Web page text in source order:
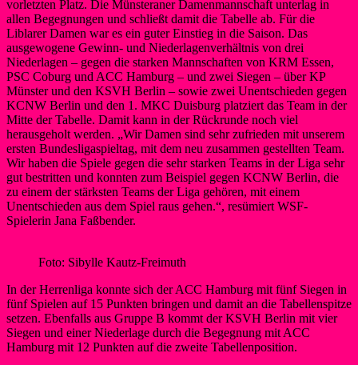
vorletzten Platz. Die Münsteraner Damenmannschaft unterlag in
allen Begegnungen und schließt damit die Tabelle ab. Für die
Liblarer Damen war es ein guter Einstieg in die Saison. Das
ausgewogene Gewinn- und Niederlagenverhältnis von drei
Niederlagen – gegen die starken Mannschaften von KRM Essen,
PSC Coburg und ACC Hamburg – und zwei Siegen – über KP
Münster und den KSVH Berlin – sowie zwei Unentschieden gegen
KCNW Berlin und den 1. MKC Duisburg platziert das Team in der
Mitte der Tabelle. Damit kann in der Rückrunde noch viel
herausgeholt werden. „Wir Damen sind sehr zufrieden mit unserem
ersten Bundesligaspieltag, mit dem neu zusammen gestellten Team.
Wir haben die Spiele gegen die sehr starken Teams in der Liga sehr
gut bestritten und konnten zum Beispiel gegen KCNW Berlin, die
zu einem der stärksten Teams der Liga gehören, mit einem
Unentschieden aus dem Spiel raus gehen.“, resümiert WSF-
Spielerin Jana Faßbender.
Foto: Sibylle Kautz-Freimuth
In der Herrenliga konnte sich der ACC Hamburg mit fünf Siegen in
fünf Spielen auf 15 Punkten bringen und damit an die Tabellenspitze
setzen. Ebenfalls aus Gruppe B kommt der KSVH Berlin mit vier
Siegen und einer Niederlage durch die Begegnung mit ACC
Hamburg mit 12 Punkten auf die zweite Tabellenposition.